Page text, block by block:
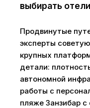
выбирать
Продвинутые
эксперты
крупных
детали:
автономной
работы с
пляже Занзибар